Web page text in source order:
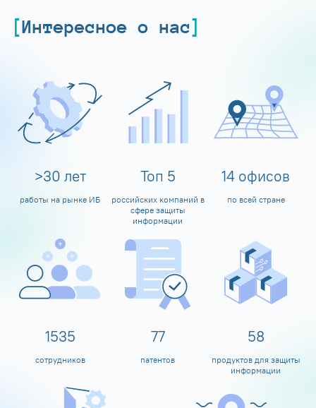
Интересное о нас
>30 лет
работы на рынке ИБ
Топ 5
российских компаний в
сфере защиты
информации
14 офисов
по всей стране
1600
сотрудников
80
патентов
60
продуктов для защиты
информации